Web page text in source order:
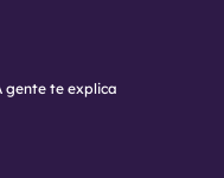
te explica